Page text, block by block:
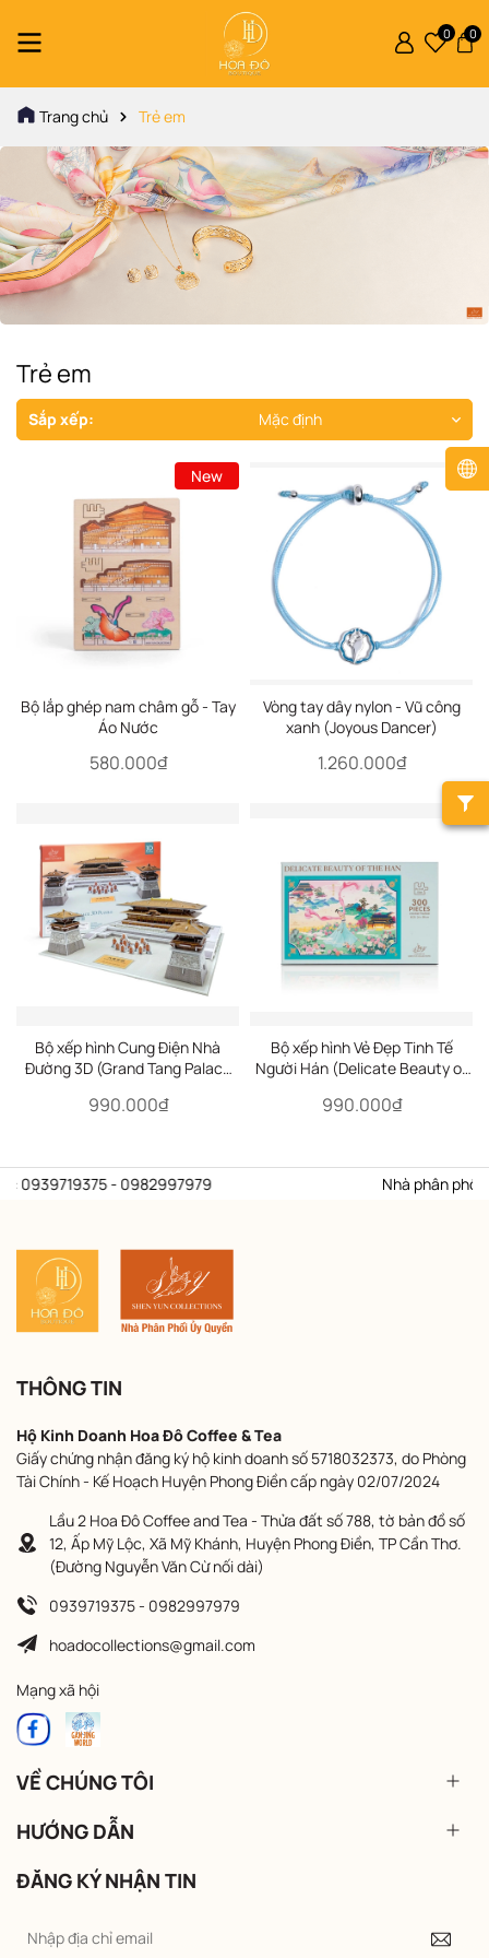
0 0
Trang chủ Trẻ em
Trẻ em
Sắp xếp: Mặc định
New
Bộ lắp ghép nam châm gỗ - Tay
Áo Nước
580.000₫
Vòng tay dây nylon - Vũ công
xanh (Joyous Dancer)
1.260.000₫
Bộ xếp hình Cung Điện Nhà
Đường 3D (Grand Tang Palace
990.000₫
Bộ xếp hình Vẻ Đẹp Tinh Tế
Người Hán (Delicate Beauty of
990.000₫
- 0982997979 Nhà phân phối
THÔNG TIN
Hộ Kinh Doanh Hoa Đô Coffee & Tea
Giấy chứng nhận đăng ký hộ kinh doanh số 5718032373, do Phòng
Tài Chính - Kế Hoạch Huyện Phong Điền cấp ngày 02/07/2024
Lầu 2 Hoa Đô Coffee and Tea - Thửa đất số 788, tờ bản đồ số
12, Ấp Mỹ Lộc, Xã Mỹ Khánh, Huyện Phong Điền, TP Cần Thơ.
(Đường Nguyễn Văn Cừ nối dài)
0939719375 - 0982997979
hoadocollections@gmail.com
Mạng xã hội
VỀ CHÚNG TÔI
HƯỚNG DẪN
ĐĂNG KÝ NHẬN TIN